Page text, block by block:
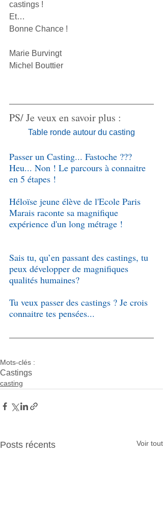
castings !
Et…
Bonne Chance !
Marie Burvingt
Michel Bouttier
​​PS/ Je veux en savoir plus :
Table ronde autour du casting
Passer un Casting... Fastoche ???
Heu... Non ! Le parcours à connaitre
en 5 étapes !
Héloïse jeune élève de l'Ecole Paris
Marais raconte sa magnifique
expérience d'un long métrage !
Sais tu, qu’en passant des castings, tu
peux développer de magnifiques
qualités humaines?
Tu veux passer des castings ? Je crois
connaitre tes pensées...
Mots-clés :
Castings
casting
Posts récents Voir tout